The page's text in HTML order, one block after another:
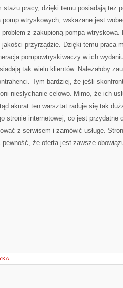
stażu pracy, dzięki temu posiadają też
pomp wtryskowych, wskazane jest
z zakupioną pompą
jakości przyrządzie. Dzięki temu praca
pompowtryskiwaczy w ich
tak wielu klientów. Należałoby
Tym bardziej, że jeśli
niesłychanie celowo. Mimo, że ich
akurat ten warsztat raduje się tak
stronie internetowej, co jest przydatne
z serwisem i zamówić usługę.
że oferta jest zawsze